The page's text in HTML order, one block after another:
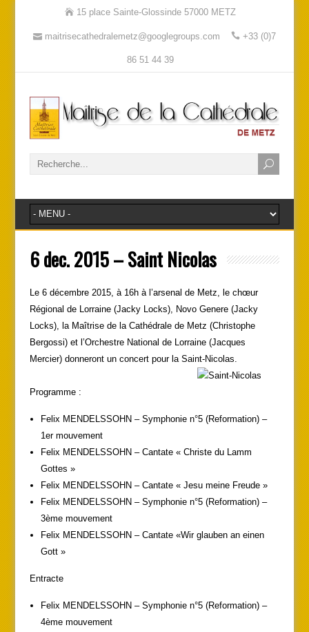
15 place Sainte-Glossinde 57000 METZ
maitrisecathedralemetz@googlegroups.com +33 (0)7
86 51 44 39
6 dec. 2015 – Saint Nicolas
Le 6 décembre 2015, à 16h à l’arsenal de Metz, le chœur
Régional de Lorraine (Jacky Locks), Novo Genere (Jacky
Locks), la Maîtrise de la Cathédrale de Metz (Christophe
Bergossi) et l’Orchestre National de Lorraine (Jacques
Mercier) donneront un concert pour la Saint-Nicolas.
Programme :
Felix MENDELSSOHN – Symphonie n°5 (Reformation) –
1er mouvement
Felix MENDELSSOHN – Cantate « Christe du Lamm
Gottes »
Felix MENDELSSOHN – Cantate « Jesu meine Freude »
Felix MENDELSSOHN – Symphonie n°5 (Reformation) –
3ème mouvement
Felix MENDELSSOHN – Cantate «Wir glauben an einen
Gott »
Entracte
Felix MENDELSSOHN – Symphonie n°5 (Reformation) –
4ème mouvement